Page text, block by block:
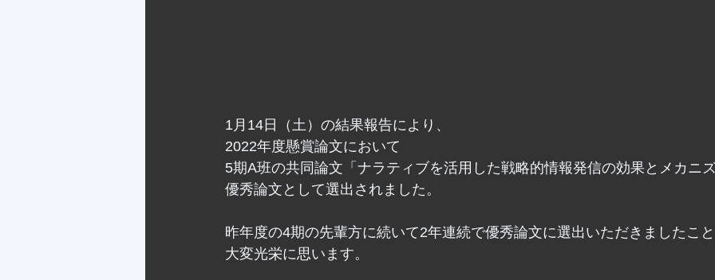
1月14日（土）の結果報告により、
2022年度懸賞論文において
5期A班の共同論文「ナラティブを活用した戦略的情報発信の効果とメカニ
優秀論文として選出されました。
昨年度の4期の先輩方に続いて2年連続で優秀論文に選出いただきましたこ
大変光栄に思います。